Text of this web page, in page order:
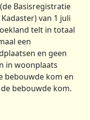
Basisregistratie
van 1 juli
telt in totaal
een
en geen
in woonplaats
bebouwde kom en
bebouwde kom.